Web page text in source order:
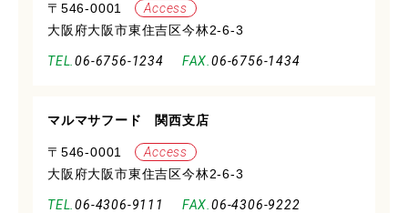
〒546-0001
Access
大阪府大阪市東住吉区今林2-6-3
06-6756-1234 06-6756-1434
マルマサフード 関西支店
〒546-0001
Access
大阪府大阪市東住吉区今林2-6-3
06-4306-9111 06-4306-9222